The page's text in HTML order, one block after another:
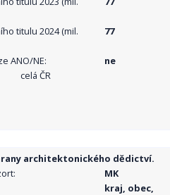
titulu 2024 (mil.
77
ANO/NE:
ne
celá ČR
architektonického dědictví.
MK
kraj, obec,